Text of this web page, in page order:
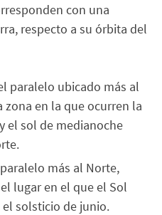
con una
respecto a su órbita del
paralelo ubicado más al
zona en la que ocurren la
el sol de medianoche
más al Norte,
lugar en el que el Sol
solsticio de junio.